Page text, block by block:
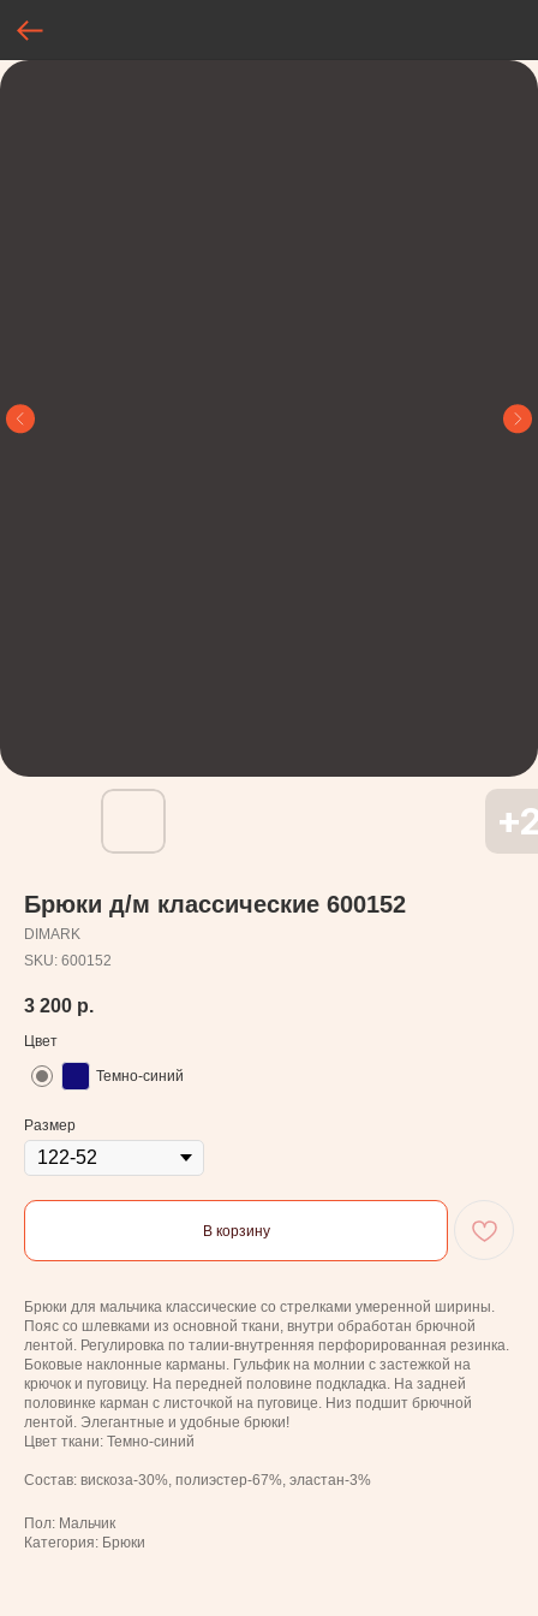
Брюки д/м классические 600152
DIMARK
SKU: 600152
3 200 р.
Цвет
Темно-синий
Размер
В корзину
Брюки для мальчика классические со стрелками умеренной ширины.
Пояс со шлевками из основной ткани, внутри обработан брючной
лентой. Регулировка по талии-внутренняя перфорированная резинка.
Боковые наклонные карманы. Гульфик на молнии с застежкой на
крючок и пуговицу. На передней половине подкладка. На задней
половинке карман с листочкой на пуговице. Низ подшит брючной
лентой. Элегантные и удобные брюки!
Цвет ткани: Темно-синий
Состав: вискоза-30%, полиэстер-67%, эластан-3%
Пол: Мальчик
Категория: Брюки